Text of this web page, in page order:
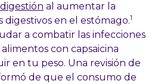
al aumentar la
en el estómago.1
a combatir las infecciones
con capsaicina
en tu peso. Una revisión de
de que el consumo de